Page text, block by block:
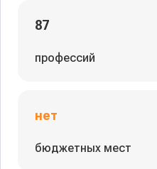
87
профессий
нет
бюджетных мест